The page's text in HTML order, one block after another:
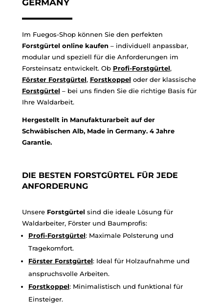
GERMANY
Im Fuegos-Shop können Sie den perfekten
Forstgürtel online kaufen– individuell anpassbar,
modular und speziell für die Anforderungen im
Forsteinsatz entwickelt. Ob Profi-Forstgürtel,
FörsterForstgürtel, Forstkoppel oder der klassische
Forstgürtel – bei uns finden Sie die richtige Basis für
Ihre Waldarbeit.
Hergestellt in Manufakturarbeit auf der
Schwäbischen Alb, Made in Germany. 4 Jahre
Garantie.
DIE BESTEN FORSTGÜRTEL FÜR JEDE
ANFORDERUNG
Unsere Forstgürtel sind die ideale Lösung für
Waldarbeiter, Förster und Baumprofis:
Profi-Forstgürtel: Maximale Polsterung und
Tragekomfort.
FörsterForstgürtel: Ideal für Holzaufnahme und
anspruchsvolle Arbeiten.
Forstkoppel: Minimalistisch und funktional für
Einsteiger.